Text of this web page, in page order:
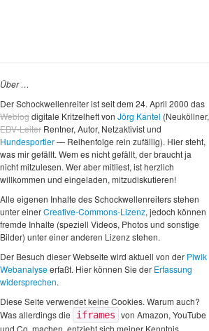
Über …
Der Schockwellenreiter ist seit dem 24. April 2000 das
Weblogdigitale Kritzelheft von Jörg Kantel (Neuköllner,
EDV-Leiter Rentner, Autor, Netzaktivist und
Hundesportler— Reihenfolge rein zufällig). Hier steht,
was mir gefällt. Wem es nicht gefällt, der braucht ja
nicht mitzulesen. Wer aber mitliest, ist herzlich
willkommen und eingeladen, mitzudiskutieren!
Alle eigenen Inhalte des Schockwellenreiters stehen
unter einerCreative-Commons-Lizenz, jedoch können
fremde Inhalte (speziell Videos, Photos und sonstige
Bilder) unter einer anderen Lizenz stehen.
Der Besuch dieser Webseite wird aktuell von der Piwik
Webanalyseerfaßt. Hier können Sie der Erfassung
widersprechen.
Diese Seite verwendet keine Cookies. Warum auch?
Was allerdings die
iframes von Amazon, YouTube